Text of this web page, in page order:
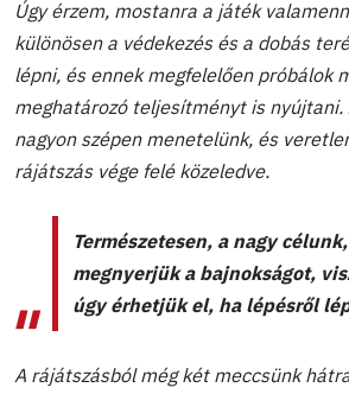
Úgy érzem, mostanra a játék
különösen a védekezés és a dobás
lépni, és ennek megfelelően próbálok
meghatározó teljesítményt is nyújtani.
nagyon szépen menetelünk, és
rájátszás vége felé közeledve.
Természetesen, a nagy
megnyerjük a bajnokságot,
úgy érhetjük el, ha lépésről
A rájátszásból még két meccsünk